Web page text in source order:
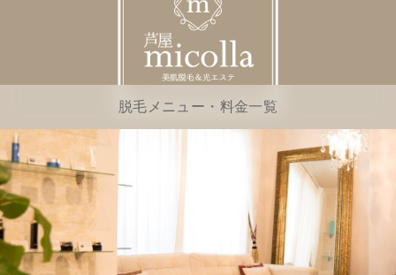
脱毛メニュー・料金一覧